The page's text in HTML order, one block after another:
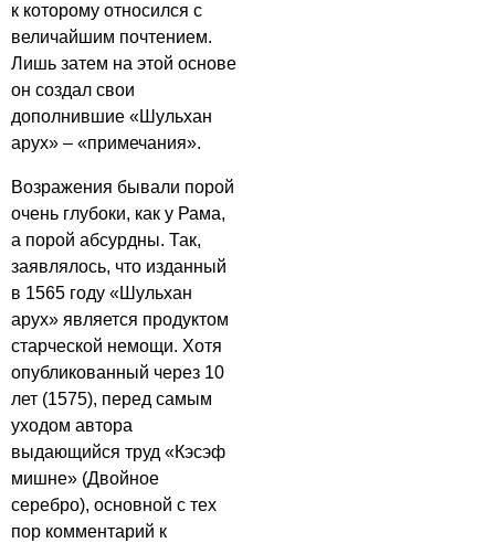
к которому относился с
величайшим почтением.
Лишь затем на этой основе
он создал свои
дополнившие «Шульхан
арух» – «примечания».
Возражения бывали порой
очень глубоки, как у Рама,
а порой абсурдны. Так,
заявлялось, что изданный
в 1565 году «Шульхан
арух» является продуктом
старческой немощи. Хотя
опубликованный через 10
лет (1575), перед самым
уходом автора
выдающийся труд «Кэсэф
мишне» (Двойное
серебро), основной с тех
пор комментарий к